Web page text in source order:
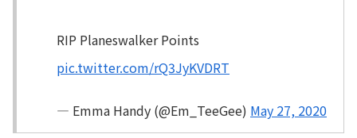
RIP Planeswalker Points
pic.twitter.com/rQ3JyKVDRT
— Emma Handy (@Em_TeeGee) May 27, 2020